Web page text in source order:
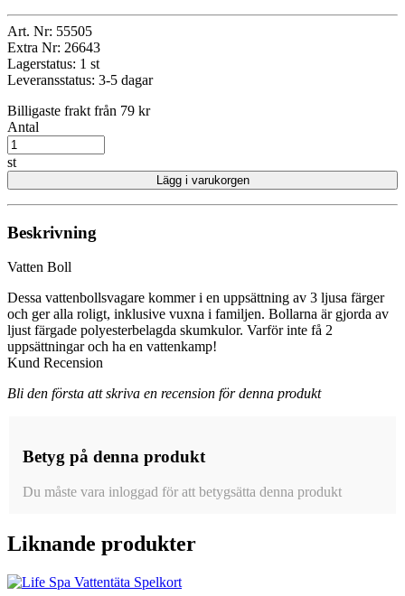
Art. Nr: 55505
Extra Nr: 26643
Lagerstatus: 1 st
Leveransstatus: 3-5 dagar
Billigaste frakt från 79 kr
Antal
st
Lägg i varukorgen
Beskrivning
Vatten Boll
Dessa vattenbollsvagare kommer i en uppsättning av 3 ljusa färger
och ger alla roligt, inklusive vuxna i familjen. Bollarna är gjorda av
ljust färgade polyesterbelagda skumkulor. Varför inte få 2
uppsättningar och ha en vattenkamp!
Kund Recension
Bli den första att skriva en recension för denna produkt
Betyg på denna produkt
Du måste vara inloggad för att betygsätta denna produkt
Liknande produkter